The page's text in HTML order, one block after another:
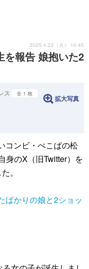
を報告 娘抱いた2
2025.4.22（火） 10:45
ス 全 1 枚
拡大写真
コンビ・ぺこぱの松
身のX（旧Twitter）を
。
ばかりの娘と2ショッ